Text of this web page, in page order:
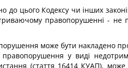
цього Кодексу чи інших
правопорушенні - не
може бути накладено
у виді
(стаття 16414 КУАП),